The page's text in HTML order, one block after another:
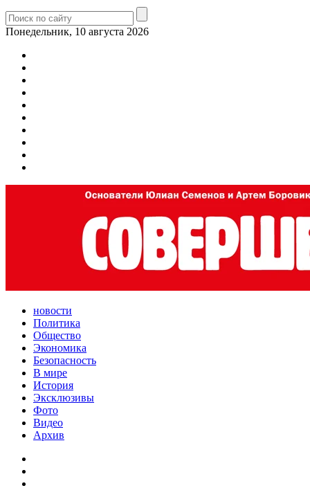
Понедельник, 10 августа 2026
новости
Политика
Общество
Экономика
Безопасность
В мире
История
Эксклюзивы
Фото
Видео
Архив